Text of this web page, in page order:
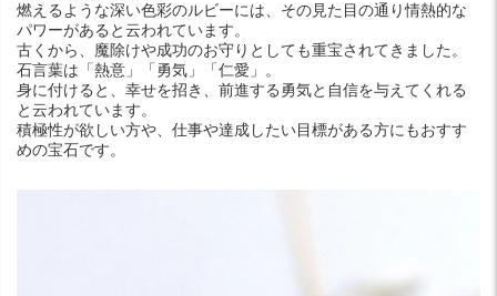
燃えるような深い色彩のルビーには、その見た目の通り情熱的な
パワーがあると云われています。
古くから、魔除けや成功のお守りとしても重宝されてきました。
石言葉は「熱意」「勇気」「仁愛」。
身に付けると、幸せを招き、前進する勇気と自信を与えてくれる
と云われています。
積極性が欲しい方や、仕事や達成したい目標がある方にもおすす
めの宝石です。